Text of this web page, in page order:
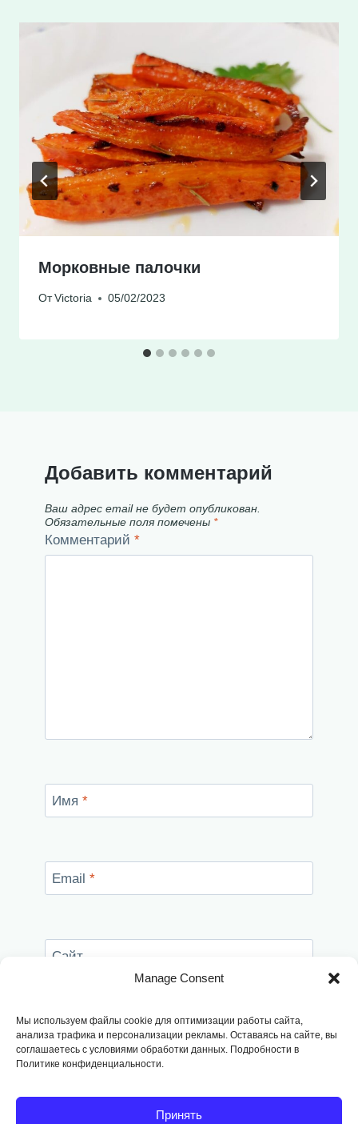
Manage Consent
Мы используем файлы cookie для оптимизации работы сайта,
анализа трафика и персонализации рекламы. Оставаясь на сайте, вы
соглашаетесь с условиями обработки данных. Подробности в
Политике конфиденциальности.
Принять
Морковные палочки
От Victoria 05/02/2023
Добавить комментарий
Ваш адрес email не будет опубликован.
Обязательные поля помечены *
Комментарий *
Имя *
Email *
Сайт
этом браузере для последующих моих
комментариев.